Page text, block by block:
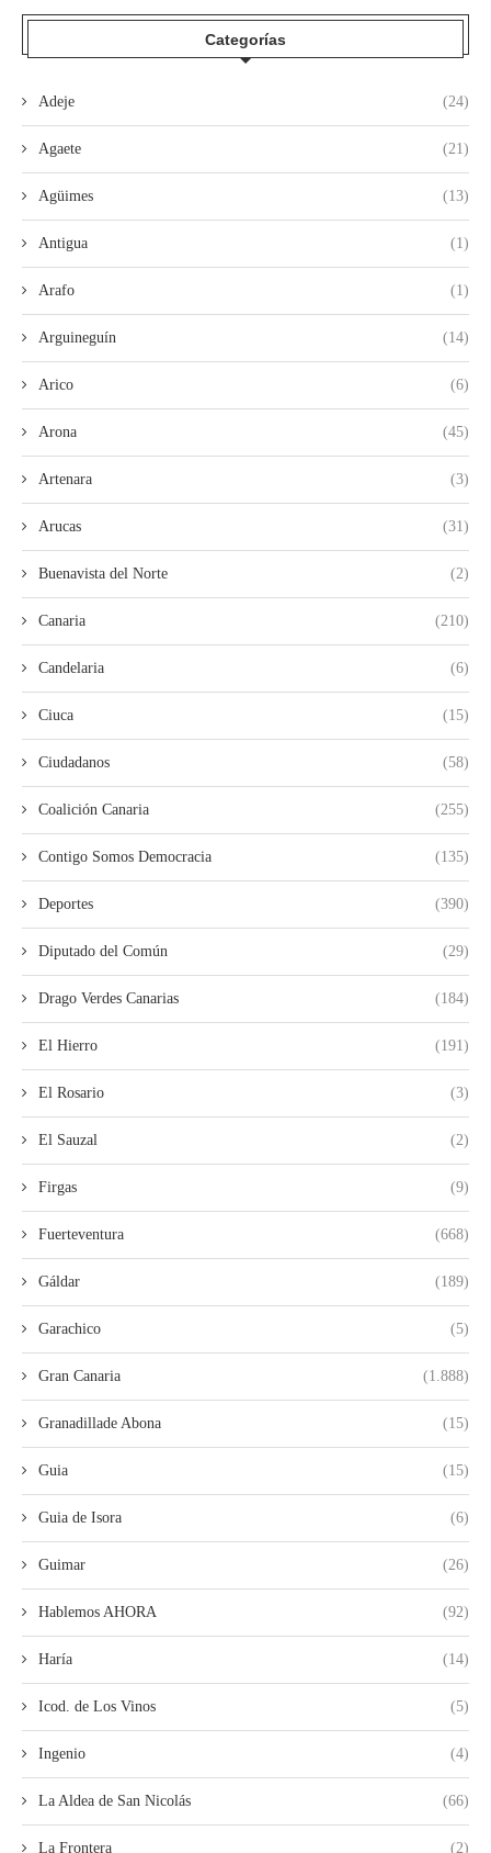
Categorías
Adeje (24)
Agaete (21)
Agüimes (13)
Antigua (1)
Arafo (1)
Arguineguín (14)
Arico (6)
Arona (45)
Artenara (3)
Arucas (31)
Buenavista del Norte (2)
Canaria (210)
Candelaria (6)
Ciuca (15)
Ciudadanos (58)
Coalición Canaria (255)
Contigo Somos Democracia (135)
Deportes (390)
Diputado del Común (29)
Drago Verdes Canarias (184)
El Hierro (191)
El Rosario (3)
El Sauzal (2)
Firgas (9)
Fuerteventura (668)
Gáldar (189)
Garachico (5)
Gran Canaria (1.888)
Granadillade Abona (15)
Guia (15)
Guia de Isora (6)
Guimar (26)
Hablemos AHORA (92)
Haría (14)
Icod. de Los Vinos (5)
Ingenio (4)
La Aldea de San Nicolás (66)
La Frontera (2)